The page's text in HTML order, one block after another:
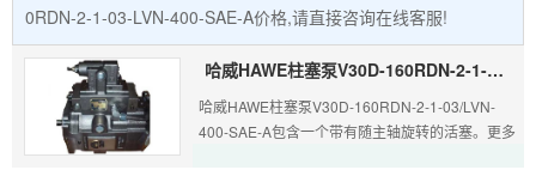
0RDN-2-1-03-LVN-400-SAE-A价格,请直接咨询在线客服!
哈威HAWE柱塞泵V30D-160RDN-2-1-03/LVN-400-SAE-A
哈威HAWE柱塞泵V30D-160RDN-2-1-03/LVN-
400-SAE-A包含一个带有随主轴旋转的活塞。更多